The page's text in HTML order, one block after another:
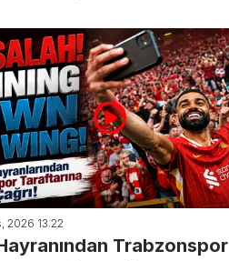
2026 13:22
Trabzonspor